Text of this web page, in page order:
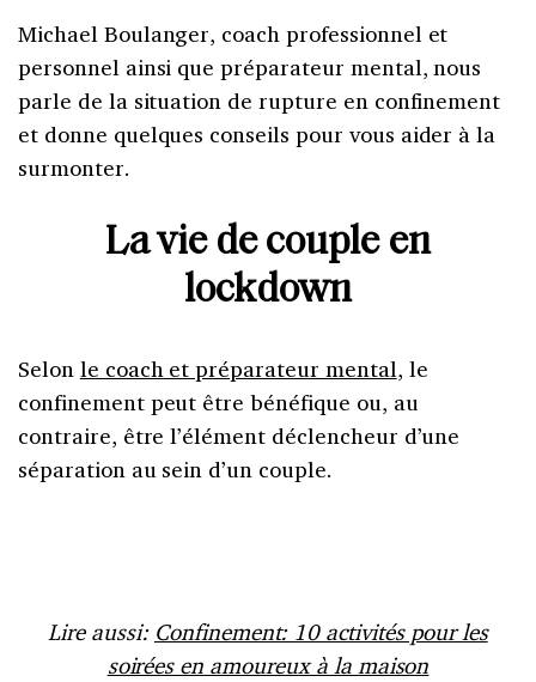
Michael Boulanger, coach professionnel et
personnel ainsi que préparateur mental, nous
parle de la situation de rupture en confinement
et donne quelques conseils pour vous aider à la
surmonter.
La vie de couple en
lockdown
Selon le coach et préparateur mental, le
confinement peut être bénéfique ou, au
contraire, être l’élément déclencheur d’une
séparation au sein d’un couple.
Lire aussi: Confinement: 10 activités pour les
soirées en amoureux à la maison